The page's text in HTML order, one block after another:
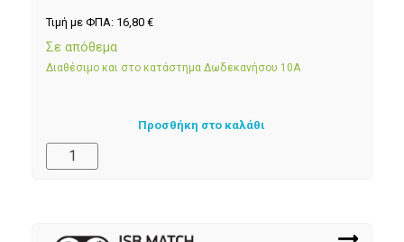
Τιμή με ΦΠΑ: 16,80 €
Σε απόθεμα
Διαθέσιμο και στο κατάστημα Δωδεκανήσου 10Α
Προσθήκη στο καλάθι